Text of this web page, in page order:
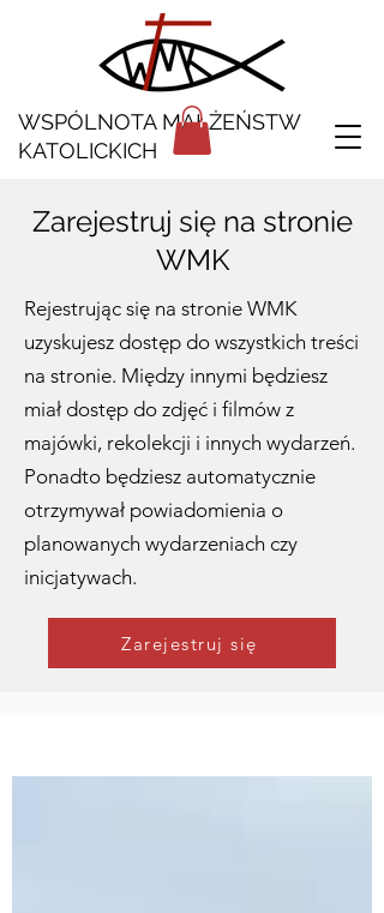
WSPÓLNOTA MAŁŻEŃSTW
KATOLICKICH
Zarejestruj się na stronie
WMK
Rejestrując się na stronie WMK
uzyskujesz dostęp do wszystkich treści
na stronie. Między innymi będziesz
miał dostęp do zdjęć i filmów z
majówki, rekolekcji i innych wydarzeń.
Ponadto będziesz automatycznie
otrzymywał powiadomienia o
planowanych wydarzeniach czy
inicjatywach.
Zarejestruj się